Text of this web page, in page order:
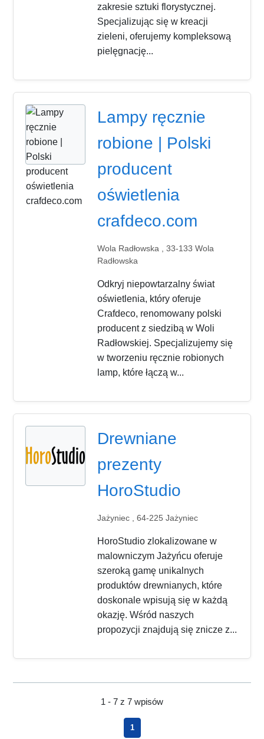
zakresie sztuki florystycznej.
Specjalizując się w kreacji
zieleni, oferujemy kompleksową
pielęgnację...
Lampy ręcznie
robione | Polski
producent
oświetlenia
crafdeco.com
Wola Radłowska , 33-133 Wola
Radłowska
Odkryj niepowtarzalny świat
oświetlenia, który oferuje
Crafdeco, renomowany polski
producent z siedzibą w Woli
Radłowskiej. Specjalizujemy się
w tworzeniu ręcznie robionych
lamp, które łączą w...
Drewniane
prezenty
HoroStudio
Jażyniec , 64-225 Jażyniec
HoroStudio zlokalizowane w
malowniczym Jażyńcu oferuje
szeroką gamę unikalnych
produktów drewnianych, które
doskonale wpisują się w każdą
okazję. Wśród naszych
propozycji znajdują się znicze z...
1 - 7 z 7 wpisów
1